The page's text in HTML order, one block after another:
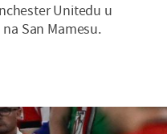
Unitedu u
San Mamesu.